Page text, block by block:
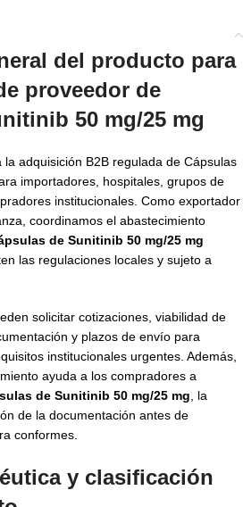
del producto para
proveedor de
50 mg/25 mg
adquisición B2B regulada de Cápsulas
importadores, hospitales, grupos de
institucionales. Como exportador
coordinamos el abastecimiento
de Sunitinib 50 mg/25 mg
las regulaciones locales y sujeto a
solicitar cotizaciones, viabilidad de
y plazos de envío para
institucionales urgentes. Además,
ayuda a los compradores a
de Sunitinib 50 mg/25 mg , la
de la documentación antes de
conformes.
y clasificación